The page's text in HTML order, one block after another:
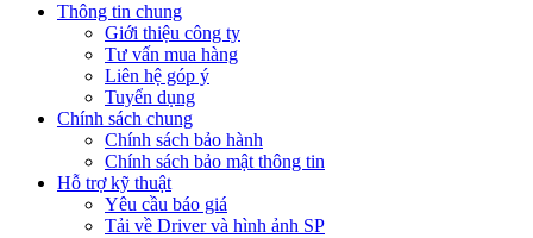
Thông tin chung
Giới thiệu công ty
Tư vấn mua hàng
Liên hệ góp ý
Tuyển dụng
Chính sách chung
Chính sách bảo hành
Chính sách bảo mật thông tin
Hỗ trợ kỹ thuật
Yêu cầu báo giá
Tải về Driver và hình ảnh SP